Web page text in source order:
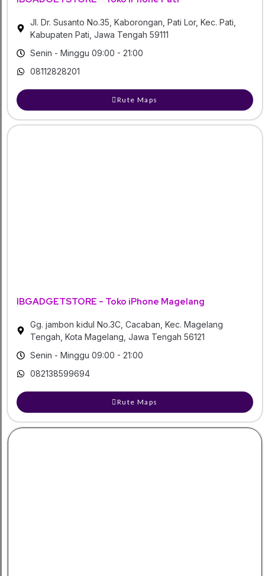
Jl. Dr. Susanto No.35, Kaborongan, Pati Lor, Kec. Pati,
Kabupaten Pati, Jawa Tengah 59111
Senin - Minggu 09:00 - 21:00
08112828201
Rute Maps
IBGADGETSTORE - Toko iPhone Magelang
Gg. jambon kidul No.3C, Cacaban, Kec. Magelang
Tengah, Kota Magelang, Jawa Tengah 56121
Senin - Minggu 09:00 - 21:00
082138599694
Rute Maps